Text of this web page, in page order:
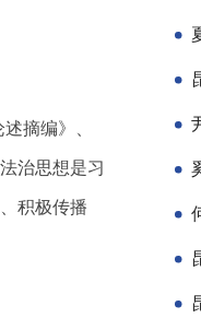
摘编》、
治思想是习
积极传播